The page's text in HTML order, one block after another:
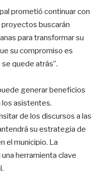
prometió continuar con
buscarán
para transformar su
su compromiso es
quede atrás”.
generar beneficios
los asistentes.
de los discursos a las
su estrategia de
el municipio. La
herramienta clave